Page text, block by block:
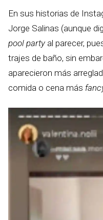
En sus historias de
Jorge Salinas (aunque
pool party al parecer,
trajes de baño, sin
aparecieron más
comida o cena más